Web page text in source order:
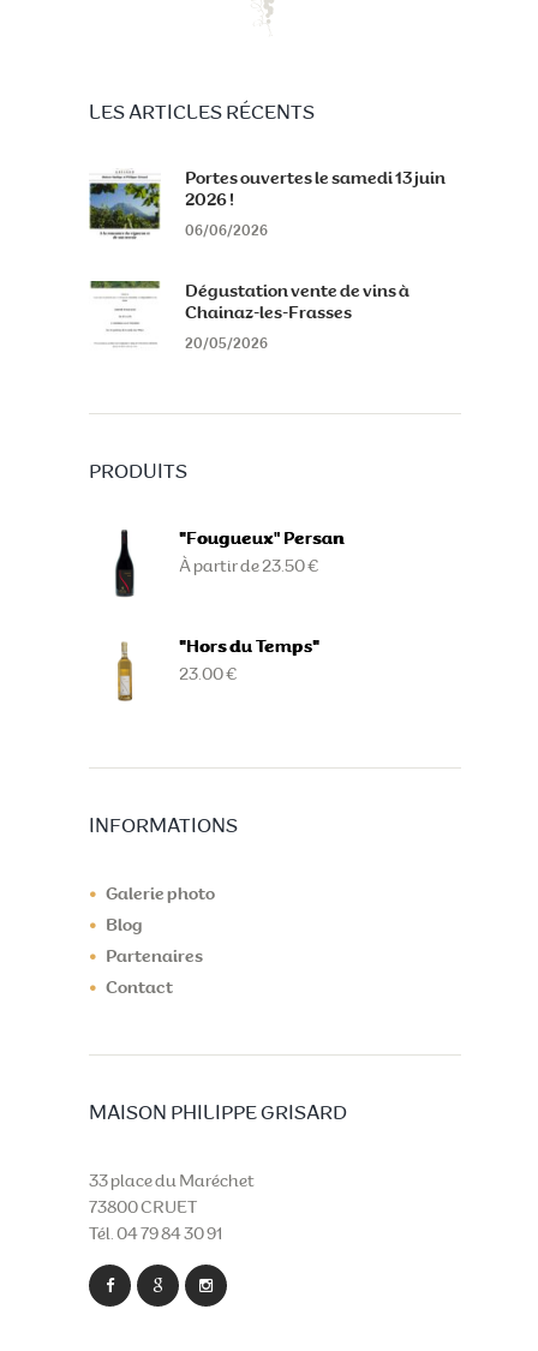
LES ARTICLES RÉCENTS
Portes ouvertes le samedi 13 juin
2026 !
06/06/2026
Dégustation vente de vins à
Chainaz-les-Frasses
20/05/2026
PRODUITS
"Fougueux" Persan
À partir de 23.50 €
"Hors du Temps"
23.00 €
INFORMATIONS
Galerie photo
Blog
Partenaires
Contact
MAISON PHILIPPE GRISARD
33 place du Maréchet
73800 CRUET
Tél. 04 79 84 30 91